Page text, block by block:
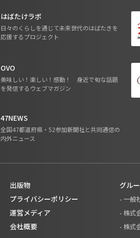
はばたけラボ
日々のくらしを通じて未来世代のはばたきを
応援するプロジェクト
OVO
美味しい！楽しい！感動！ 身近で旬な話題
を発信するウェブマガジン
47NEWS
全国47都道府県・52参加新聞社と共同通信の
内外ニュース
出版物
プライバシーポリシー
運営メディア
会社概要
グル
- 一般
- 株式
- 株式